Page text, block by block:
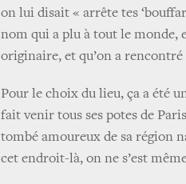
on lui disait « arrête tes
nom qui a plu à tout le monde,
originaire, et qu’on a rencontré
Pour le choix du lieu, ça a été
fait venir tous ses potes de
tombé amoureux de sa région
cet endroit-là, on ne s’est